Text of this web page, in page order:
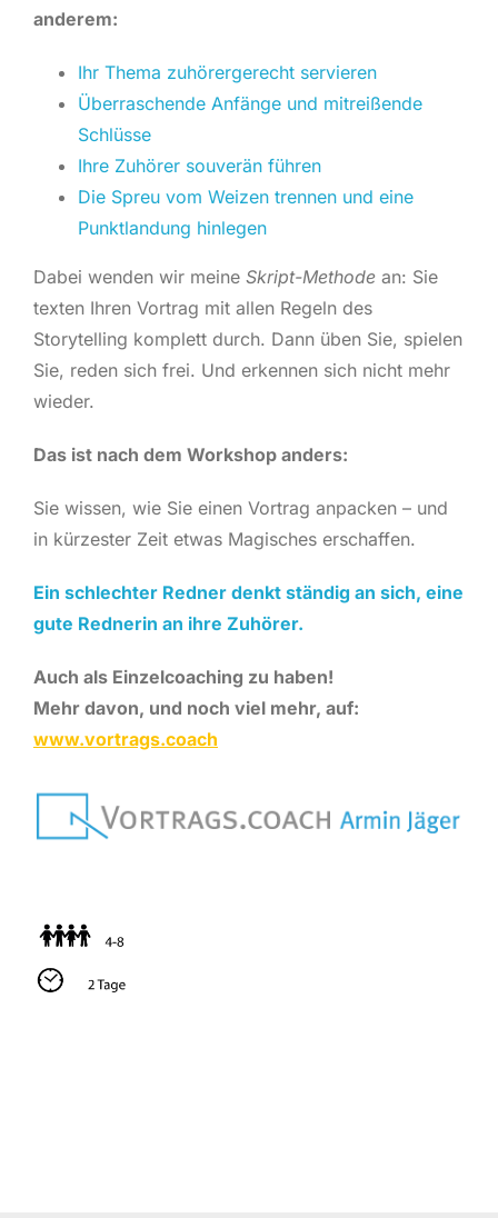
anderem:
Ihr Thema zuhörergerecht servieren
Überraschende Anfänge und mitreißende
Schlüsse
Ihre Zuhörer souverän führen
Die Spreu vom Weizen trennen und eine
Punktlandung hinlegen
Dabei wenden wir meine Skript-Methode an: Sie
texten Ihren Vortrag mit allen Regeln des
Storytelling komplett durch. Dann üben Sie, spielen
Sie, reden sich frei. Und erkennen sich nicht mehr
wieder.
Das ist nach dem Workshop anders:
Sie wissen, wie Sie einen Vortrag anpacken – und
in kürzester Zeit etwas Magisches erschaffen.
Ein schlechter Redner denkt ständig an sich, eine
gute Rednerin an ihre Zuhörer.
Auch als Einzelcoaching zu haben!
Mehr davon, und noch viel mehr, auf:
www.vortrags.coach